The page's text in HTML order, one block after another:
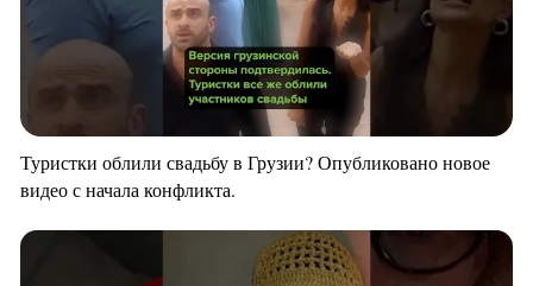
Туристки облили свадьбу в Грузии? Опубликовано новое
видео с начала конфликта.